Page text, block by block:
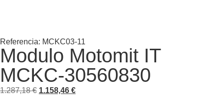
Referencia: MCKC03-11
Modulo Motomit IT
MCKC-30560830
1.287,18€ 1.158,46 €